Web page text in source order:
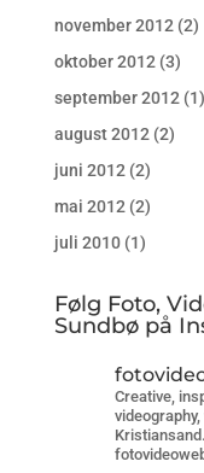
november 2012 (2)
oktober 2012 (3)
september 2012 (1)
august 2012 (2)
juni 2012 (2)
mai 2012 (2)
juli 2010(1)
Følg Foto,
Sundbø på
Creative,